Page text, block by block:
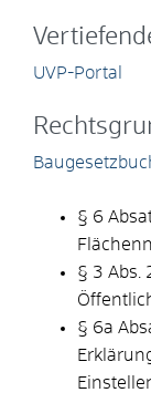
UVP-Portal
§ 6
§ 3 Abs.
§ 6a